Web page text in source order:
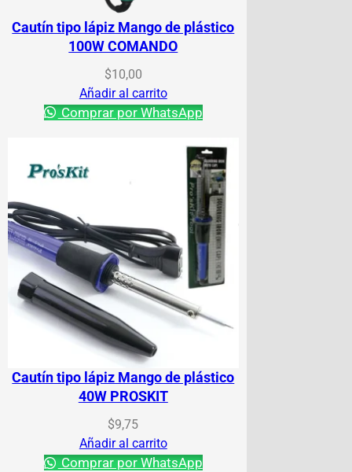
Cautín tipo lápiz Mango de plástico
100W COMANDO
$10,00
Añadir al carrito
Comprar por WhatsApp
Cautín tipo lápiz Mango de plástico
40W PROSKIT
$9,75
Añadir al carrito
Comprar por WhatsApp